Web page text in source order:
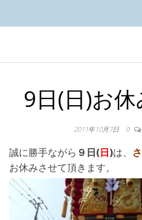
9日(日)お休
2011年10月7日 0
誠に勝手ながら ９日(日)は、
お休みさせて頂きます。